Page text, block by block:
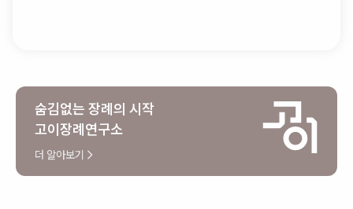
숨김없는 장례의 시작
고이장례연구소
더 알아보기